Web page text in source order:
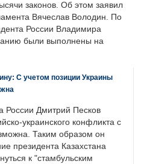
законов. Об этом заявил
Вячеслав Володин. По
России Владимира
были выполнены на
С учетом позиции Украины
России Дмитрий Песков
украинского конфликта с
Таким образом он
президента Казахстана
к "стамбульским